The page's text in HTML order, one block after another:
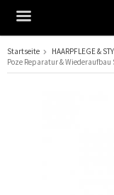
Das
Startseite HAARPFLEGE &
Poze Reparatur & Wiederaufbau